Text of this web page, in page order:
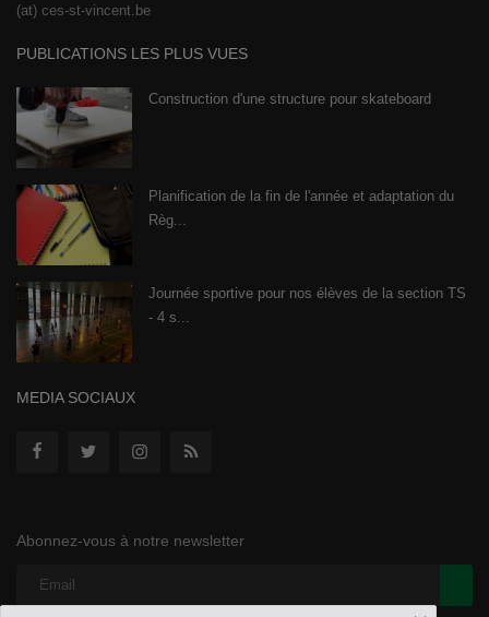
(at) ces-st-vincent.be
PUBLICATIONS LES PLUS VUES
Construction d'une structure pour skateboard
Planification de la fin de l'année et adaptation du
Règ...
Journée sportive pour nos élèves de la section TS
- 4 s...
MEDIA SOCIAUX
Abonnez-vous à notre newsletter